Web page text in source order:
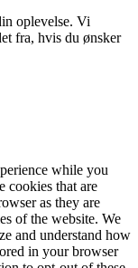
oplevelse. Vi
fra, hvis du ønsker
while you
cookies that are
as they are
of the website. We
and understand how
in your browser